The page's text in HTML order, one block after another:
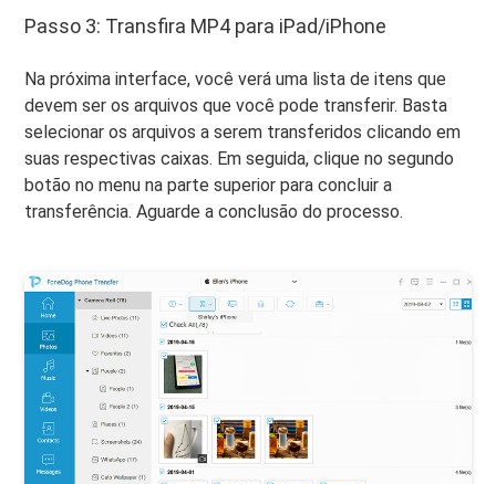
Passo 3: Transfira MP4 para iPad/iPhone
Na próxima interface, você verá uma lista de itens que
devem ser os arquivos que você pode transferir. Basta
selecionar os arquivos a serem transferidos clicando em
suas respectivas caixas. Em seguida, clique no segundo
botão no menu na parte superior para concluir a
transferência. Aguarde a conclusão do processo.